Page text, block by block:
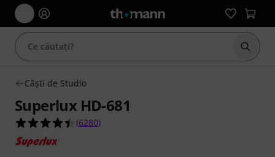
Căşti de Studio
Superlux HD-681
4.4 din 5 stele din 6280 evaluări ale clienților
(6280)